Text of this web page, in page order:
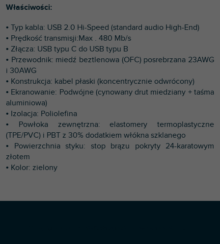
Właściwości:
• Typ kabla: USB 2.0 Hi-Speed (standard audio High-End)
• Prędkość transmisji:Max . 480 Mb/s
• Złącza: USB typu C do USB typu B
• Przewodnik: miedź beztlenowa (OFC) posrebrzana 23AWG
i 30AWG
• Konstrukcja: kabel płaski (koncentrycznie odwrócony)
• Ekranowanie: Podwójne (cynowany drut miedziany + taśma
aluminiowa)
• Izolacja: Poliolefina
• Powłoka zewnętrzna: elastomery termoplastyczne
(TPE/PVC) i PBT z 30% dodatkiem włókna szklanego
• Powierzchnia styku: stop brązu pokryty 24-karatowym
złotem
• Kolor: zielony